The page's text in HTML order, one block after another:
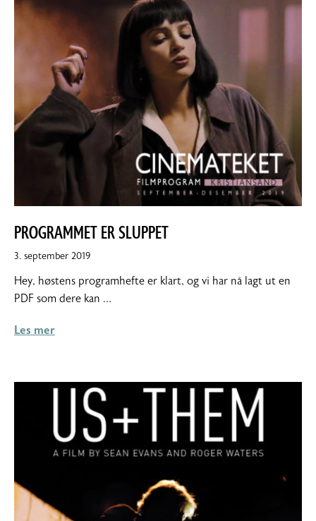
PROGRAMMET ER SLUPPET
3. september 20195.
2019
Hey, høstens programhefte er klart, og vi har nå lagt ut en
PDF som dere kan …
Les mer